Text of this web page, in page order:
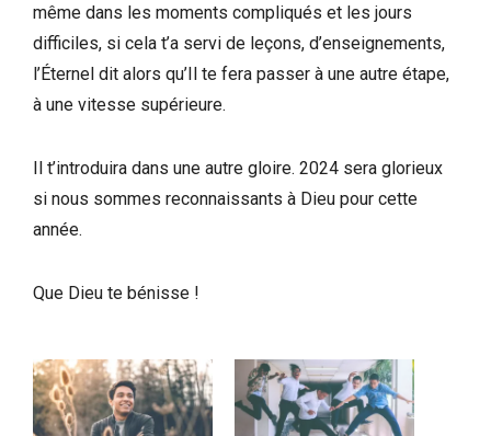
même dans les moments compliqués et les jours
difficiles, si cela t’a servi de leçons, d’enseignements,
l’Éternel dit alors qu’Il te fera passer à une autre étape,
à une vitesse supérieure.
Il t’introduira dans une autre gloire. 2024 sera glorieux
si nous sommes reconnaissants à Dieu pour cette
année.
Que Dieu te bénisse !